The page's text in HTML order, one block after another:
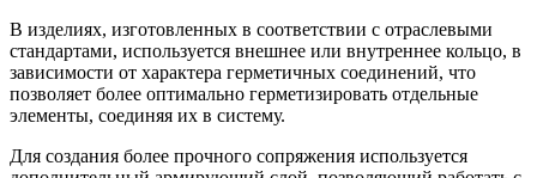
В изделиях, изготовленных в соответствии с отраслевыми
стандартами, используется внешнее или внутреннее кольцо, в
зависимости от характера герметичных соединений, что
позволяет более оптимально герметизировать отдельные
элементы, соединяя их в систему.
Для создания более прочного сопряжения используется